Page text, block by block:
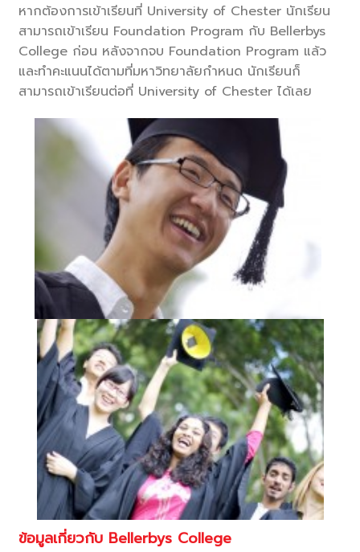
หากต้องการเข้าเรียนที่ University of Chester นักเรียน
สามารถเข้าเรียน Foundation Program กับ Bellerbys
College ก่อน หลังจากจบ Foundation Program แล้ว
และทำคะแนนได้ตามที่มหาวิทยาลัยกำหนด นักเรียนก็
สามารถเข้าเรียนต่อที่ University of Chester ได้เลย
ข้อมูลเกี่ยวกับ Bellerbys College